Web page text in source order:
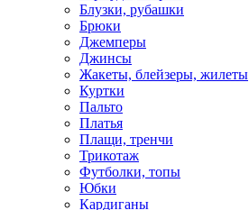
Блузки, рубашки
Брюки
Джемперы
Джинсы
Жакеты, блейзеры, жилеты
Куртки
Пальто
Платья
Плащи, тренчи
Трикотаж
Футболки, топы
Юбки
Кардиганы